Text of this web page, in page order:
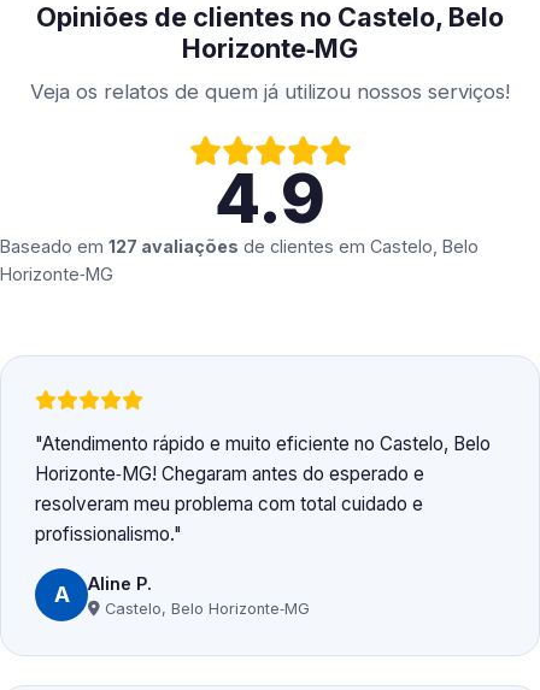
Opiniões de clientes no Castelo, Belo
Horizonte‑MG
Veja os relatos de quem já utilizou nossos serviços!
4.9
Baseado em 127 avaliações de clientes em Castelo, Belo
Horizonte‑MG
Atendimento rápido e muito eficiente no Castelo, Belo
Horizonte‑MG! Chegaram antes do esperado e
resolveram meu problema com total cuidado e
profissionalismo.
A Aline P.
Castelo, Belo Horizonte‑MG